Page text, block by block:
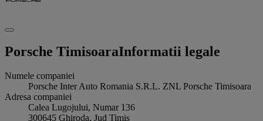
Porsche TimisoaraInformatii legale
Numele companiei
Porsche Inter Auto Romania S.R.L. ZNL Porsche Timisoara
Adresa companiei
Calea Lugojului, Numar 136
300645 Ghiroda, Jud Timis